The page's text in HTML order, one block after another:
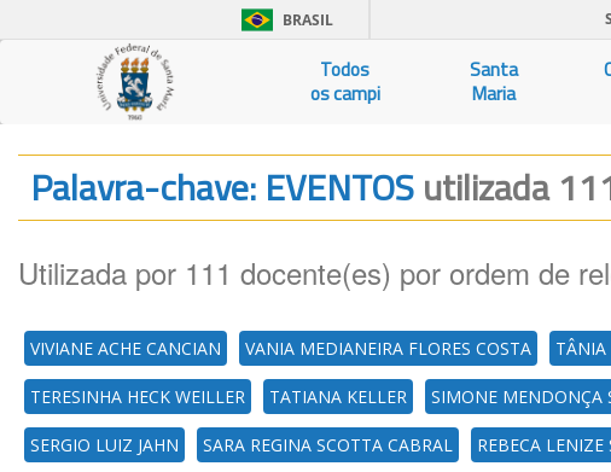
BRASIL
Todos
os campi
Santa
Maria
Palavra-chave: EVENTOSutilizada
Utilizada por 111 docente(es) por ordem de
VIVIANE ACHE CANCIAN VANIA MEDIANEIRA FLORES COSTA TÂNIA
TERESINHA HECK WEILLER TATIANA KELLER SIMONE MENDONÇA
SERGIO LUIZ JAHN SARA REGINA SCOTTA CABRAL REBECA